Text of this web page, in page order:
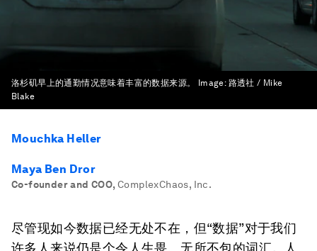
洛杉矶早上的通勤情况意味着丰富的数据来源。 Image: 路透社 / Mike
Blake
Mouchka Heller
Maya Ben Dror
Co-founder and COO, ComplexChaos, Inc.
尽管现如今数据已经无处不在，但“数据”对于我们
许多人来说仍是个令人生畏、无所不包的词汇。人